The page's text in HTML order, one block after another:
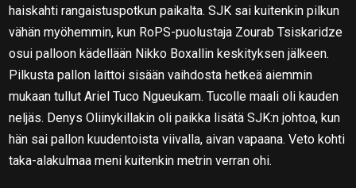
haiskahti rangaistuspotkun paikalta. SJK sai kuitenkin pilkun
vähän myöhemmin, kun RoPS-puolustaja Zourab Tsiskaridze
osui palloon kädellään Nikko Boxallin keskityksen jälkeen.
Pilkusta pallon laittoi sisään vaihdosta hetkeä aiemmin
mukaan tullut Ariel Tuco Ngueukam. Tucolle maali oli kauden
neljäs. Denys Oliinykillakin oli paikka lisätä SJK:n johtoa, kun
hän sai pallon kuudentoista viivalla, aivan vapaana. Veto kohti
taka-alakulmaa meni kuitenkin metrin verran ohi.